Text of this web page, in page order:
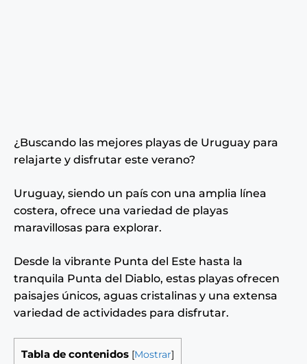
¿Buscando las mejores playas de Uruguay para
relajarte y disfrutar este verano?
Uruguay, siendo un país con una amplia línea
costera, ofrece una variedad de playas
maravillosas para explorar.
Desde la vibrante Punta del Este hasta la
tranquila Punta del Diablo, estas playas ofrecen
paisajes únicos, aguas cristalinas y una extensa
variedad de actividades para disfrutar.
Tabla de contenidos [Mostrar]